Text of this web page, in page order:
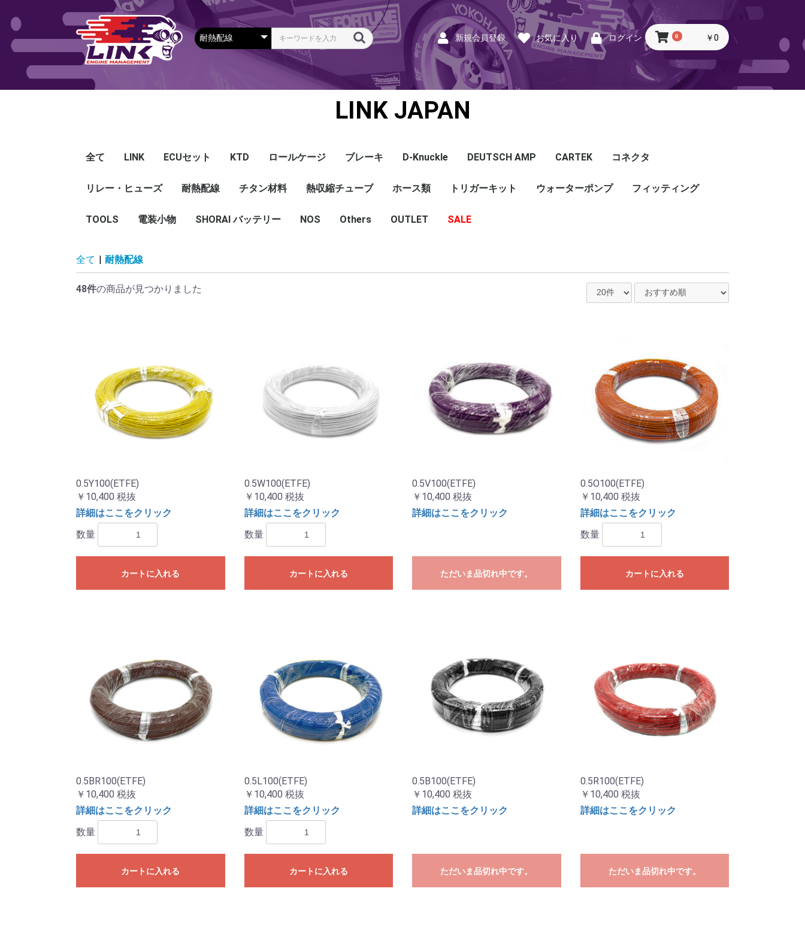
新規会員登録 お気に入り ログイン 0 ￥0
LINK JAPAN
全て LINK
Plug-in ECU Honda
Mazda
Mitsubishi
Nissan
Subaru
Toyota
その他
Wire-in ECU G5
G4X
G4＋
PDM
ECUアクセサリー Looms and Cables Terminals and Plugs
G1 - G4
CAN and Tuning
G4X - G4+
Mapセンサー
温度センサー
その他センサー
Exhaust O2センサー
CAN EGT modules
DI Driver
Ignition
Injection
Peripherals
Tuning Tools
E-Throttle
Driver Display
CAN Keypad
Apparel Hat
T-shirts
Foodies
ECUセット KTD
Looms
CAN＆Tuning ケーブ
コネクタ＆Pin
Wire-in ハーネス
拡張ハーネス G4+Kurofune
MAZDA
MITSUBISHI
HONDA
TOYOTA
NISSAN
センサー クランクセンサー
温度センサー
MAPセンサー
圧力センサー
ノックセンサー
CAN ラムダ 空燃比
ブーストコントロール
Injector
ISC
その他
Ignition Coil
クラセン
サージタンク
EXマニ
燃料
電スロ
シリコンホース
エンジンハーネス
ハーネスラベル
エアクリーナー
スイッチ
アダプタ類
その他
ロールケージ ブレーキ D-Knuckle DEUTSCH AMP
AMP SSC
DTM
DT
DTP
その他
CARTEK
CARTEK
コネクタ
Lambda
Ignition
Injector
Throttle. Accele
Honda
Subaru
Toyota
Mazda
Mitsubishi
Nissan
Porsche
その他
リレー・ヒューズ
リレー
リレーBOX
ヒューズケース
ブレーカー式ブレード
ブレーカー
耐熱配線
ETFE 配線
シールド線
モールド線
FEP 配線
シールド線
モールド線
チタン材料 熱収縮チューブ
ハンダ付 収縮チュー
耐熱収縮メッシュチュ
切れ込み付 メッシュ
DR
DW
DW クリア
その他
ホース類
シリコンホース
耐熱スリーブ
バキュームホース
燃料ホース
トリガーキット ウォーターポンプ フィッティング
TOOLS 電装小物 SHORAI バッテリー NOS Others OUTLET SALE
全て 耐熱配線
48件の商品が見つかりました
0.5Y100(ETFE)
￥10,400 税抜
詳細はここをクリック
数量
カートに入れる
0.5W100(ETFE)
￥10,400 税抜
詳細はここをクリック
数量
カートに入れる
0.5V100(ETFE)
￥10,400 税抜
詳細はここをクリック
ただいま品切れ中です。
0.5O100(ETFE)
￥10,400 税抜
詳細はここをクリック
数量
カートに入れる
0.5BR100(ETFE)
￥10,400 税抜
詳細はここをクリック
数量
カートに入れる
0.5L100(ETFE)
￥10,400 税抜
詳細はここをクリック
数量
カートに入れる
0.5B100(ETFE)
￥10,400 税抜
詳細はここをクリック
ただいま品切れ中です。
0.5R100(ETFE)
￥10,400 税抜
詳細はここをクリック
ただいま品切れ中です。